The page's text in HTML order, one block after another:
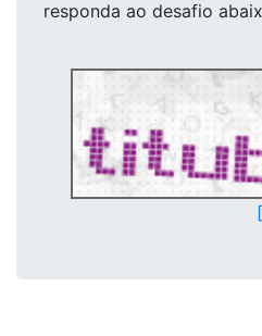
responda ao desafio